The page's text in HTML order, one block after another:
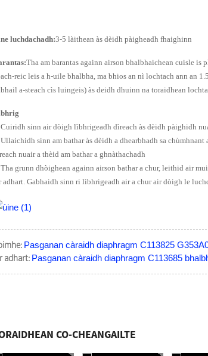
luchdachadh:3-5 làithean às dèidh pàigheadh ​​fhaighinn
Tha am barantas againn airson bhalbhaichean cuisle
reic leis a h-uile bhalbha, ma bhios an nì lochtach ann an
a-steach cìs luingeis) às deidh dhuinn na toraidhean
Cuiridh sinn air dòigh lìbhrigeadh dìreach às dèidh pàighidh
sinn am bathar às dèidh a dhearbhadh sa
nuair a thèid am bathar a ghnàthachadh
grunn dhòighean againn airson bathar a chur, leithid air
adhart. Gabhaidh sinn ri lìbhrigeadh air a chur air dòigh le
Pasganan càraidh diaphragm C113825
adhart: Pasganan càraidh diaphragm C113685
CO-CHEANGAILTE